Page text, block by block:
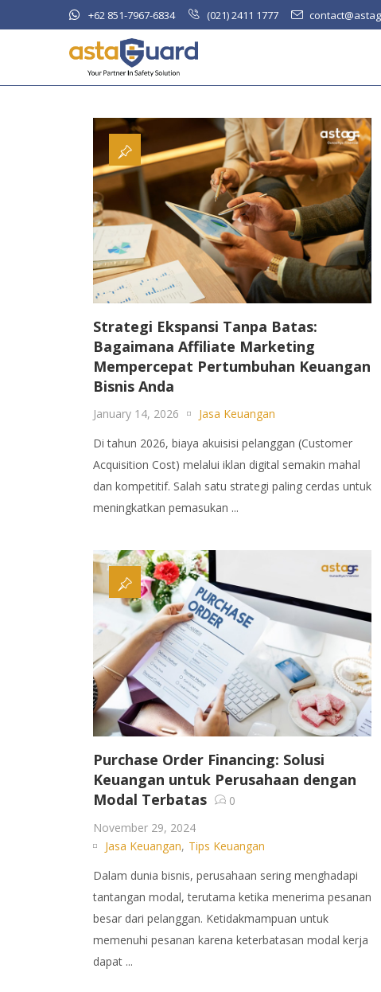
+62 851-7967-6834 (021) 2411 1777
Strategi Ekspansi Tanpa Batas:
Bagaimana Affiliate Marketing
Mempercepat Pertumbuhan Keuangan
Bisnis Anda
January 14, 2026
Jasa Keuangan
Di tahun 2026, biaya akuisisi pelanggan (Customer
Acquisition Cost) melalui iklan digital semakin mahal
dan kompetitif. Salah satu strategi paling cerdas untuk
meningkatkan pemasukan ...
Purchase Order Financing: Solusi
Keuangan untuk Perusahaan dengan
Modal Terbatas
0
November 29, 2024
Jasa Keuangan, Tips Keuangan
Dalam dunia bisnis, perusahaan sering menghadapi
tantangan modal, terutama ketika menerima pesanan
besar dari pelanggan. Ketidakmampuan untuk
memenuhi pesanan karena keterbatasan modal kerja
dapat ...